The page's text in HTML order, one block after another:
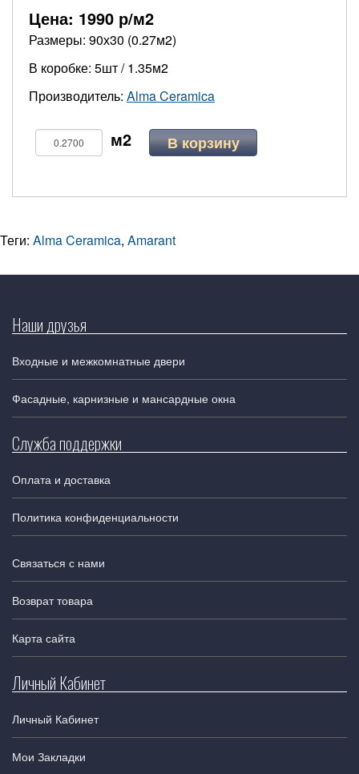
Цена: 1990 р/м2
Размеры: 90х30 (0.27м2)
В коробке: 5шт / 1.35м2
Производитель: Alma Ceramica
В корзину
Теги: Alma Ceramica, Amarant
Наши друзья
Входные и межкомнатные двери
Фасадные, карнизные и мансардные окна
Служба поддержки
Оплата и доставка
Политика конфиденциальности
Связаться с нами
Возврат товара
Карта сайта
Личный Кабинет
Личный Кабинет
Мои Закладки